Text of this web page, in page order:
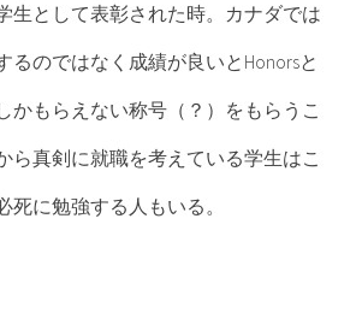
生として表彰された時。カナダでは
るのではなく成績が良いとHonorsと
かもらえない称号（？）をもらうこ
ら真剣に就職を考えている学生はこ
死に勉強する人もいる。